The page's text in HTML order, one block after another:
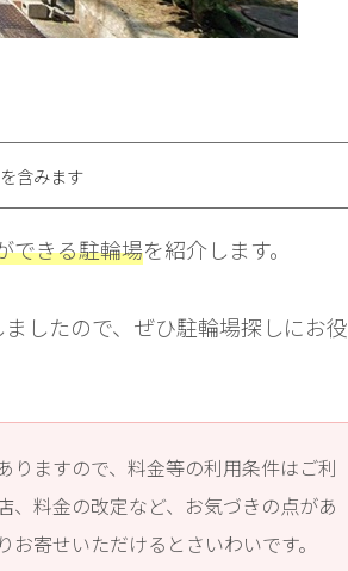
含みます
できる駐輪場を紹介します。
したので、ぜひ駐輪場探しにお役
ますので、料金等の利用条件はご利
、料金の改定など、お気づきの点があ
寄せいただけるとさいわいです。